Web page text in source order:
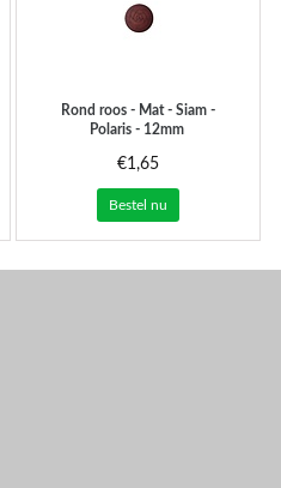
Rond roos - Mat - Siam -
Polaris - 12mm
€1,65
Bestel nu